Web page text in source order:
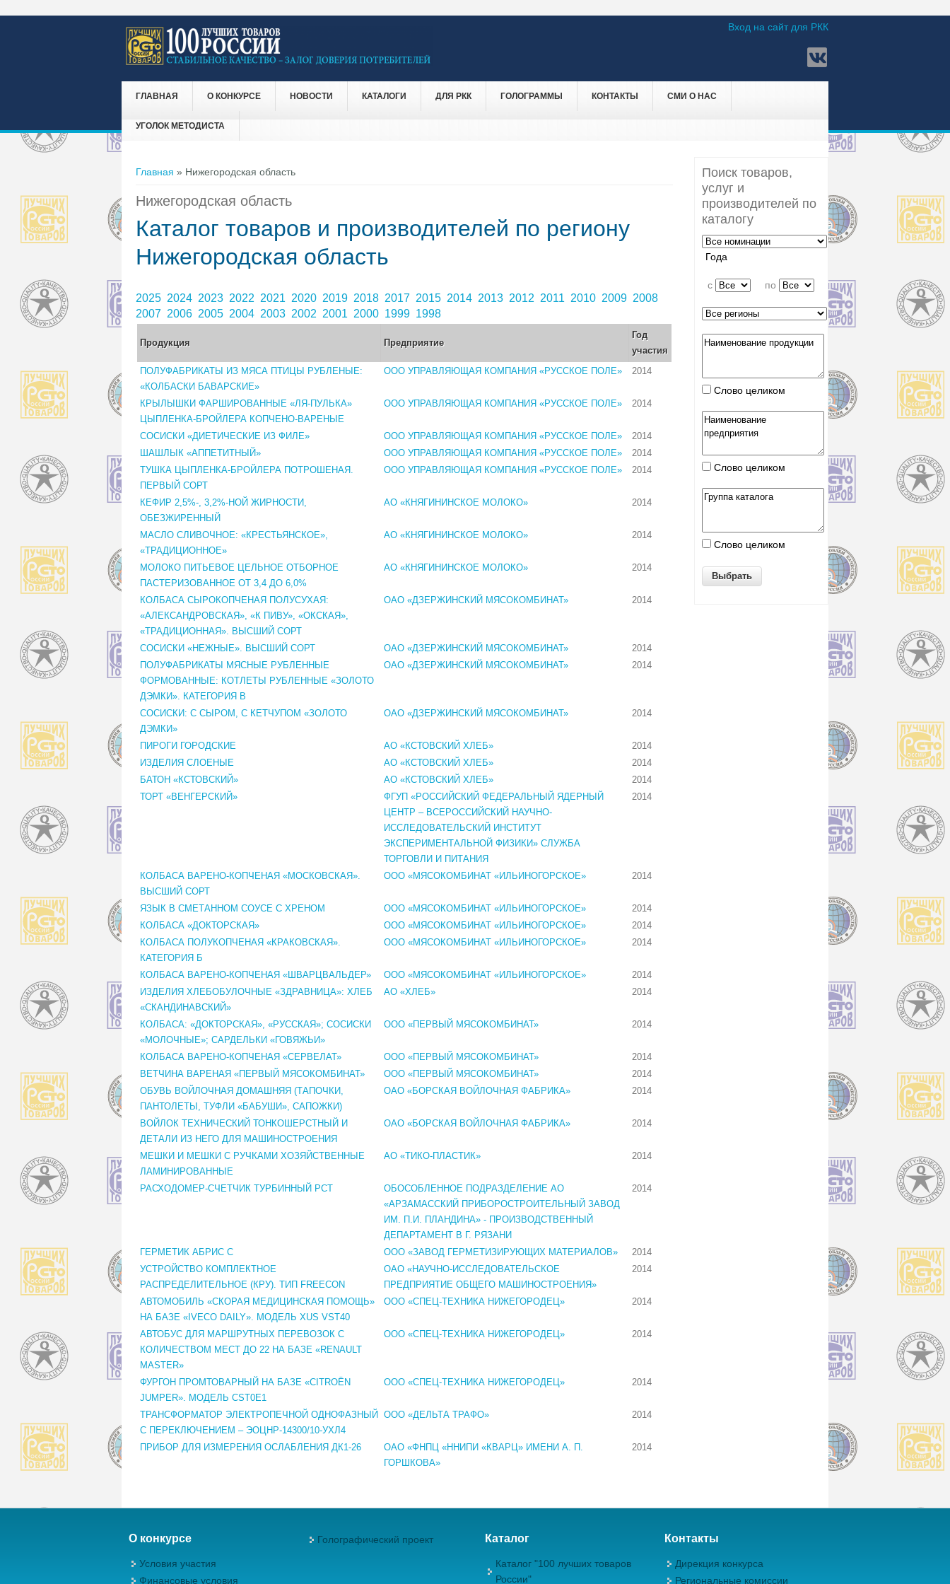
Вход на сайт для РКК
ГЛАВНАЯ О КОНКУРСЕ НОВОСТИ КАТАЛОГИ ДЛЯ РКК ГОЛОГРАММЫ КОНТАКТЫ СМИ О НАС
УГОЛОК МЕТОДИСТА
Вы здесь
Главная » Нижегородская область
Нижегородская область
Каталог товаров и производителей по региону
Нижегородская область
2025 2024 2023 2022 2021 2020 2019 2018 2017 2015 2014 2013 2012 2011 2010 2009 2008
2007 2006 2005 2004 2003 2002 2001 2000 1999 1998
Продукция Предприятие
Год
участия
ПОЛУФАБРИКАТЫ ИЗ МЯСА ПТИЦЫ РУБЛЕНЫЕ:
«КОЛБАСКИ БАВАРСКИЕ»
ООО УПРАВЛЯЮЩАЯ КОМПАНИЯ «РУССКОЕ ПОЛЕ» 2014
КРЫЛЫШКИ ФАРШИРОВАННЫЕ «ЛЯ-ПУЛЬКА»
ЦЫПЛЕНКА-БРОЙЛЕРА КОПЧЕНО-ВАРЕНЫЕ
ООО УПРАВЛЯЮЩАЯ КОМПАНИЯ «РУССКОЕ ПОЛЕ» 2014
СОСИСКИ «ДИЕТИЧЕСКИЕ ИЗ ФИЛЕ» ООО УПРАВЛЯЮЩАЯ КОМПАНИЯ «РУССКОЕ ПОЛЕ»
2014
ШАШЛЫК «АППЕТИТНЫЙ»
ООО УПРАВЛЯЮЩАЯ КОМПАНИЯ «РУССКОЕ ПОЛЕ»
2014
ТУШКА ЦЫПЛЕНКА-БРОЙЛЕРА ПОТРОШЕНАЯ.
ПЕРВЫЙ СОРТ
ООО УПРАВЛЯЮЩАЯ КОМПАНИЯ «РУССКОЕ ПОЛЕ» 2014
КЕФИР 2,5%-, 3,2%-НОЙ ЖИРНОСТИ,
ОБЕЗЖИРЕННЫЙ
АО «КНЯГИНИНСКОЕ МОЛОКО» 2014
МАСЛО СЛИВОЧНОЕ: «КРЕСТЬЯНСКОЕ»,
«ТРАДИЦИОННОЕ»
АО «КНЯГИНИНСКОЕ МОЛОКО» 2014
МОЛОКО ПИТЬЕВОЕ ЦЕЛЬНОЕ ОТБОРНОЕ
ПАСТЕРИЗОВАННОЕ ОТ 3,4 ДО 6,0%
АО «КНЯГИНИНСКОЕ МОЛОКО» 2014
КОЛБАСА СЫРОКОПЧЕНАЯ ПОЛУСУХАЯ:
«АЛЕКСАНДРОВСКАЯ», «К ПИВУ», «ОКСКАЯ»,
«ТРАДИЦИОННАЯ». ВЫСШИЙ СОРТ
ОАО «ДЗЕРЖИНСКИЙ МЯСОКОМБИНАТ» 2014
СОСИСКИ «НЕЖНЫЕ». ВЫСШИЙ СОРТ ОАО «ДЗЕРЖИНСКИЙ МЯСОКОМБИНАТ»
2014
ПОЛУФАБРИКАТЫ МЯСНЫЕ РУБЛЕННЫЕ
ФОРМОВАННЫЕ: КОТЛЕТЫ РУБЛЕННЫЕ «ЗОЛОТО
ДЭМКИ». КАТЕГОРИЯ В
ОАО «ДЗЕРЖИНСКИЙ МЯСОКОМБИНАТ» 2014
СОСИСКИ: С СЫРОМ, С КЕТЧУПОМ «ЗОЛОТО
ДЭМКИ»
ОАО «ДЗЕРЖИНСКИЙ МЯСОКОМБИНАТ» 2014
ПИРОГИ ГОРОДСКИЕ АО «КСТОВСКИЙ ХЛЕБ»
2014
ИЗДЕЛИЯ СЛОЕНЫЕ
АО «КСТОВСКИЙ ХЛЕБ»
2014
БАТОН «КСТОВСКИЙ»
АО «КСТОВСКИЙ ХЛЕБ»
2014
ТОРТ «ВЕНГЕРСКИЙ»
ФГУП «РОССИЙСКИЙ ФЕДЕРАЛЬНЫЙ ЯДЕРНЫЙ
ЦЕНТР – ВСЕРОССИЙСКИЙ НАУЧНО-
ИССЛЕДОВАТЕЛЬСКИЙ ИНСТИТУТ
ЭКСПЕРИМЕНТАЛЬНОЙ ФИЗИКИ» СЛУЖБА
ТОРГОВЛИ И ПИТАНИЯ
2014
КОЛБАСА ВАРЕНО-КОПЧЕНАЯ «МОСКОВСКАЯ».
ВЫСШИЙ СОРТ
ООО «МЯСОКОМБИНАТ «ИЛЬИНОГОРСКОЕ» 2014
ЯЗЫК В СМЕТАННОМ СОУСЕ С ХРЕНОМ ООО «МЯСОКОМБИНАТ «ИЛЬИНОГОРСКОЕ»
2014
КОЛБАСА «ДОКТОРСКАЯ»
ООО «МЯСОКОМБИНАТ «ИЛЬИНОГОРСКОЕ»
2014
КОЛБАСА ПОЛУКОПЧЕНАЯ «КРАКОВСКАЯ».
КАТЕГОРИЯ Б
ООО «МЯСОКОМБИНАТ «ИЛЬИНОГОРСКОЕ» 2014
КОЛБАСА ВАРЕНО-КОПЧЕНАЯ «ШВАРЦВАЛЬДЕР» ООО «МЯСОКОМБИНАТ «ИЛЬИНОГОРСКОЕ»
2014
ИЗДЕЛИЯ ХЛЕБОБУЛОЧНЫЕ «ЗДРАВНИЦА»: ХЛЕБ
«СКАНДИНАВСКИЙ»
АО «ХЛЕБ» 2014
КОЛБАСА: «ДОКТОРСКАЯ», «РУССКАЯ»; СОСИСКИ
«МОЛОЧНЫЕ»; САРДЕЛЬКИ «ГОВЯЖЬИ»
ООО «ПЕРВЫЙ МЯСОКОМБИНАТ» 2014
КОЛБАСА ВАРЕНО-КОПЧЕНАЯ «СЕРВЕЛАТ» ООО «ПЕРВЫЙ МЯСОКОМБИНАТ»
2014
ВЕТЧИНА ВАРЕНАЯ «ПЕРВЫЙ МЯСОКОМБИНАТ»
ООО «ПЕРВЫЙ МЯСОКОМБИНАТ»
2014
ОБУВЬ ВОЙЛОЧНАЯ ДОМАШНЯЯ (ТАПОЧКИ,
ПАНТОЛЕТЫ, ТУФЛИ «БАБУШИ», САПОЖКИ)
ОАО «БОРСКАЯ ВОЙЛОЧНАЯ ФАБРИКА» 2014
ВОЙЛОК ТЕХНИЧЕСКИЙ ТОНКОШЕРСТНЫЙ И
ДЕТАЛИ ИЗ НЕГО ДЛЯ МАШИНОСТРОЕНИЯ
ОАО «БОРСКАЯ ВОЙЛОЧНАЯ ФАБРИКА» 2014
МЕШКИ И МЕШКИ С РУЧКАМИ ХОЗЯЙСТВЕННЫЕ
ЛАМИНИРОВАННЫЕ
АО «ТИКО-ПЛАСТИК» 2014
РАСХОДОМЕР-СЧЕТЧИК ТУРБИННЫЙ РСТ
ОБОСОБЛЕННОЕ ПОДРАЗДЕЛЕНИЕ АО
«АРЗАМАССКИЙ ПРИБОРОСТРОИТЕЛЬНЫЙ ЗАВОД
ИМ. П.И. ПЛАНДИНА» - ПРОИЗВОДСТВЕННЫЙ
ДЕПАРТАМЕНТ В Г. РЯЗАНИ
2014
ГЕРМЕТИК АБРИС С ООО «ЗАВОД ГЕРМЕТИЗИРУЮЩИХ МАТЕРИАЛОВ»
2014
УСТРОЙСТВО КОМПЛЕКТНОЕ
РАСПРЕДЕЛИТЕЛЬНОЕ (КРУ). ТИП FREECON
ОАО «НАУЧНО-ИССЛЕДОВАТЕЛЬСКОЕ
ПРЕДПРИЯТИЕ ОБЩЕГО МАШИНОСТРОЕНИЯ»
2014
АВТОМОБИЛЬ «СКОРАЯ МЕДИЦИНСКАЯ ПОМОЩЬ»
НА БАЗЕ «IVECO DAILY». МОДЕЛЬ XUS VST40
ООО «СПЕЦ-ТЕХНИКА НИЖЕГОРОДЕЦ» 2014
АВТОБУС ДЛЯ МАРШРУТНЫХ ПЕРЕВОЗОК С
КОЛИЧЕСТВОМ МЕСТ ДО 22 НА БАЗЕ «RENAULT
MASTER»
ООО «СПЕЦ-ТЕХНИКА НИЖЕГОРОДЕЦ» 2014
ФУРГОН ПРОМТОВАРНЫЙ НА БАЗЕ «CITROЁN
JUMPER». МОДЕЛЬ CST0E1
ООО «СПЕЦ-ТЕХНИКА НИЖЕГОРОДЕЦ» 2014
ТРАНСФОРМАТОР ЭЛЕКТРОПЕЧНОЙ ОДНОФАЗНЫЙ
С ПЕРЕКЛЮЧЕНИЕМ – ЭОЦНР-14300/10-УХЛ4
ООО «ДЕЛЬТА ТРАФО» 2014
ПРИБОР ДЛЯ ИЗМЕРЕНИЯ ОСЛАБЛЕНИЯ ДК1-26
ОАО «ФНПЦ «ННИПИ «КВАРЦ» ИМЕНИ А. П.
ГОРШКОВА»
2014
Поиск товаров,
услуг и
производителей по
каталогу
Года
c по
Слово целиком
Слово целиком
Слово целиком
О конкурсе
Условия участия
Финансовые условия
Голографический проект Каталог
Каталог "100 лучших товаров
России"
Контакты
Дирекция конкурса
Региональные комиссии